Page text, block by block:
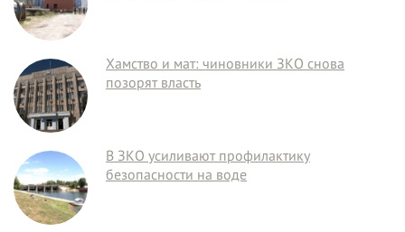
Хамство и мат: чиновники ЗКО снова
позорят власть
В ЗКО усиливают профилактику
безопасности на воде